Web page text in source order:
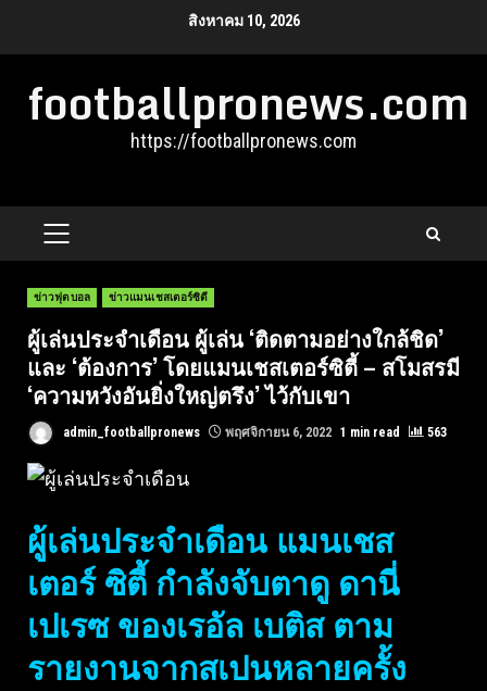
สิงหาคม 10, 2026
footballpronews.com
https://footballpronews.com
PRIMARY
ข่าวฟุตบอล ข่าวแมนเชสเตอร์ซิตี
ผู้เล่นประจําเดือน ผู้เล่น ‘ติดตามอย่างใกล้ชิด’
และ ‘ต้องการ’ โดยแมนเชสเตอร์ซิตี้ – สโมสรมี
‘ความหวังอันยิ่งใหญ่ตรึง’ ไว้กับเขา
admin_footballpronews พฤศจิกายน 6, 2022 1 min read 563
ผู้เล่นประจําเดือน แมนเชส
เตอร์ ซิตี้ กําลังจับตาดู ดานี่
เปเรซ ของเรอัล เบติส ตาม
รายงานจากสเปนหลายครั้ง